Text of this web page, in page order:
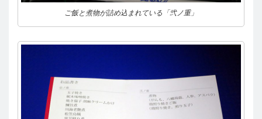
ご飯と煮物が詰め込まれている「弐ノ重」